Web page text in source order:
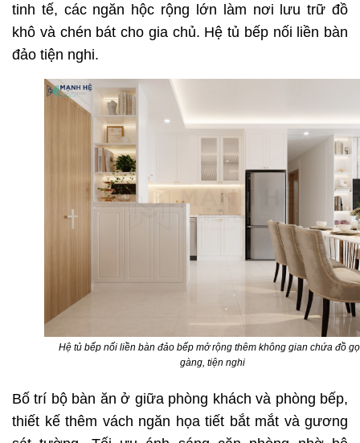
tinh tế, các ngăn hộc rộng lớn làm nơi lưu trữ đồ
khô và chén bát cho gia chủ. Hệ tủ bếp nối liền bàn
đảo tiện nghi.
Hệ tủ bếp nối liền bàn đảo bếp mở rộng thêm không gian chứa đồ
gàng, tiện nghi
Bố trí bộ bàn ăn ở giữa phòng khách và phòng bếp,
thiết kế thêm vách ngăn họa tiết bắt mắt và gương